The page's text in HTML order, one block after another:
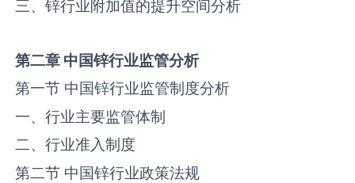
三、‌锌‌行业附加值的提升空间分析
第二章 中国锌行业监管分析
第一节 中国‌锌‌行业监管制度分析
一、行业主要监管体制
二、行业准入制度
第二节 中国‌锌‌行业政策法规